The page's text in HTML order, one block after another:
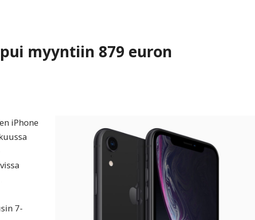
myyntiin 879 euron
iPhone
7-